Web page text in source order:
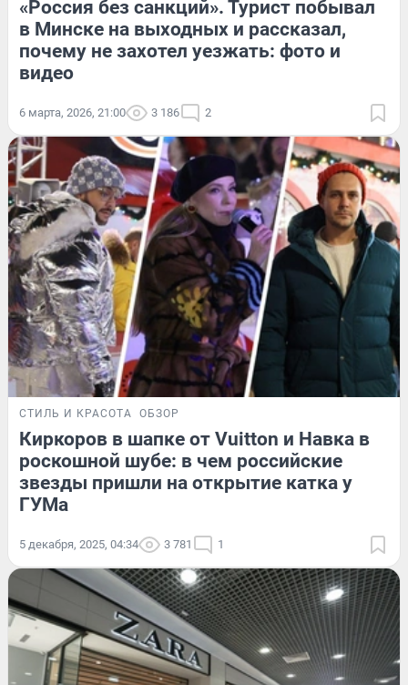
«Россия без санкций». Турист побывал
в Минске на выходных и рассказал,
почему не захотел уезжать: фото и
видео
6 марта, 2026, 21:00 3 186 2
СТИЛЬ И КРАСОТА ОБЗОР
Киркоров в шапке от Vuitton и Навка в
роскошной шубе: в чем российские
звезды пришли на открытие катка у
ГУМа
5 декабря, 2025, 04:34 3 781 1